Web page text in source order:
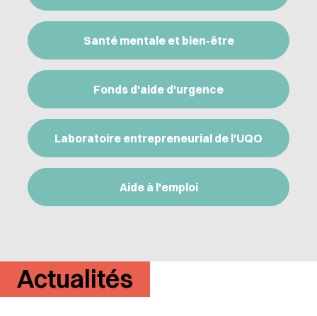
Santé mentale et bien-être
Fonds d'aide d'urgence
Laboratoire entrepreneurial de l'UQO
Aide à l'emploi
Actualités